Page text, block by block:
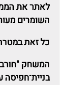
לאתר את
השומרים
כל זאת
המשחק